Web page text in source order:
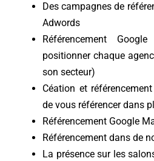
Des campagnes de
Adwords
Référencement
positionner chaque
son secteur)
Céation et
de vous référencer dans
Référencement Google
Référencement dans de
La présence sur les